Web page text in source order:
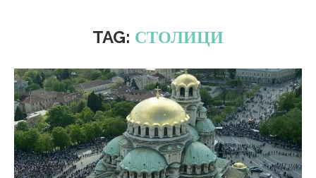
TAG: СТОЛИЦИ